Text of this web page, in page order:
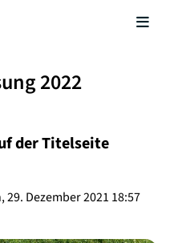
2022
der Titelseite
Dezember 2021 18:57